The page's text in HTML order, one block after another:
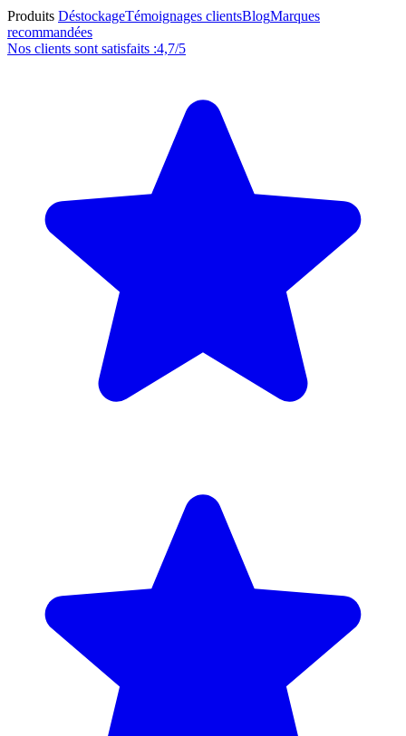
Produits DéstockageTémoignages clientsBlogMarques
recommandées
Nos clients sont satisfaits :4,7/5